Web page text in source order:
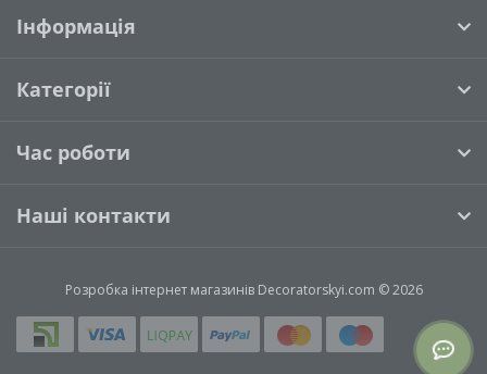
Інформація
Категорії
Час роботи
Наші контакти
Розробка інтернет магазинівDecoratorskyi.com © 2026